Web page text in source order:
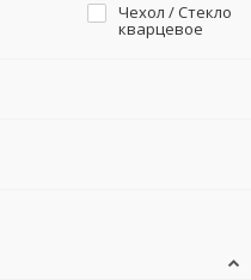
Чехол / Стекло
кварцевое